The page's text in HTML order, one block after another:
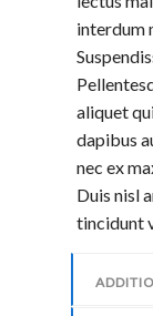
interdum
aliquet
dapibus
nec ex
Duis nisl
tincidunt